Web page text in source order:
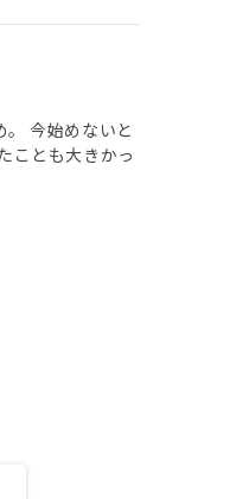
今始めないと
ことも大きかっ